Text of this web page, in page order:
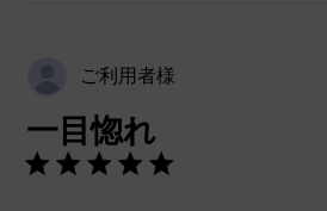
ご利用者様
一目惚れ